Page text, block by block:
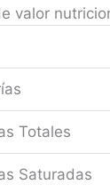
valor
Totales
Saturadas